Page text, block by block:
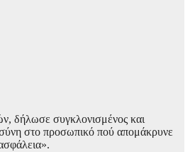
δήλωσε συγκλονισμένος και
στο προσωπικό πού απομάκρυνε